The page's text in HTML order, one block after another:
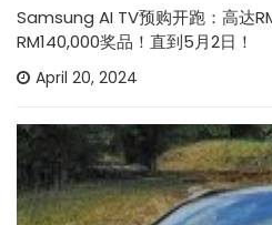
Samsung AI TV预购开跑：高达
RM140,000奖品！直到5月2日！
April 20, 2024